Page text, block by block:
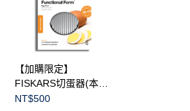
合作金庫商業銀行
華南商業銀行
上海商業儲蓄銀行
國泰世華商業銀行
臺灣中小企業銀行
匯豐（台灣）商業銀行
聯邦商業銀行
元大商業銀行
LINE Pay
Apple Pay
運送方式
黑貓宅急便
【加購限定】
FISKARS切蛋器(本商
品不提供破損保證)
NT$500